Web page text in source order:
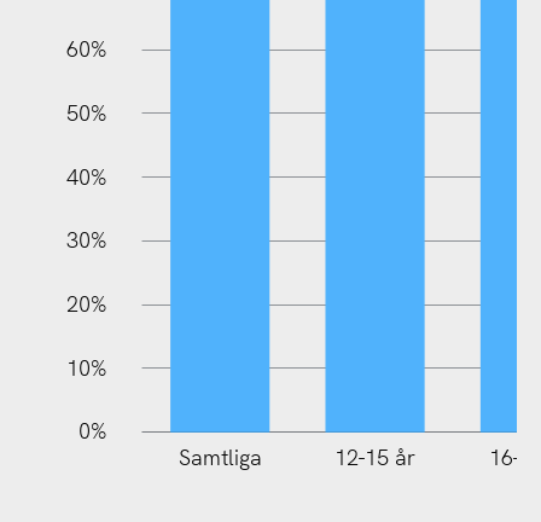
10%
60%
50%
40%
30%
20%
10%
0%
Samtliga 12-15 år 16-